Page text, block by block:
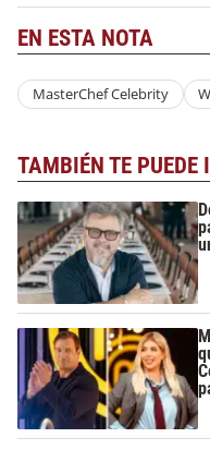
EN ESTA NOTA
MasterChef Celebrity
TAMBIÉN TE PUEDE